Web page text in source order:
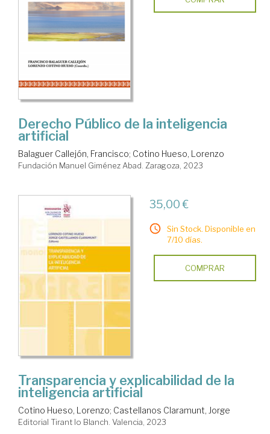
Derecho Público de la inteligencia
artificial
Balaguer Callejón, Francisco; Cotino Hueso, Lorenzo
Fundación Manuel Giménez Abad. Zaragoza, 2023
35,00 €
Sin Stock. Disponible en
7/10 días.
COMPRAR
Transparencia y explicabilidad de la
inteligencia artificial
Cotino Hueso, Lorenzo; Castellanos Claramunt, Jorge
Editorial Tirant lo Blanch. Valencia, 2023